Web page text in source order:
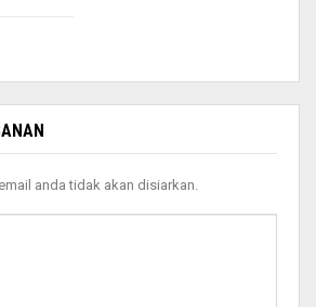
anda tidak akan disiarkan.